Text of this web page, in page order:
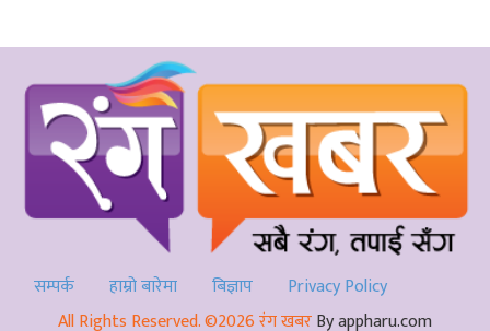
सम्पर्क हाम्रो बारेमा बिज्ञाप
Privacy Policy
All Rights Reserved. ©2026 रंग खबरBy appharu.com